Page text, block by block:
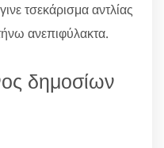
τσεκάρισμα αντλίας
ανεπιφύλακτα.
δημοσίων